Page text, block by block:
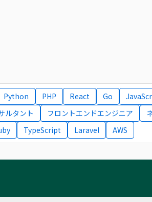
Python PHP React Go
ルタント フロントエンドエンジニア
TypeScript Laravel AWS